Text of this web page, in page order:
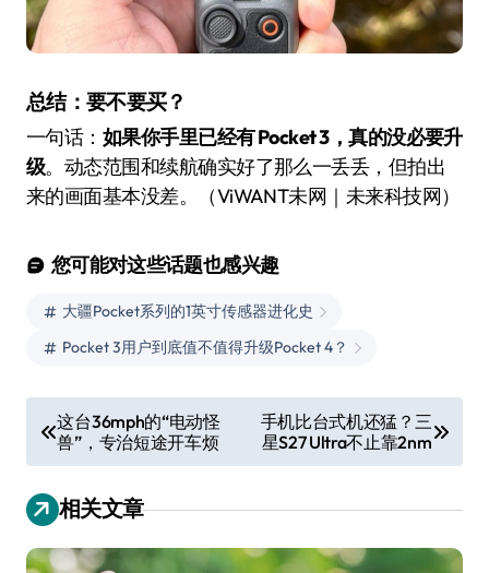
总结：要不要买？
一句话： 如果你手里已经有 Pocket 3，真的没必要升
级。动态范围和续航确实好了那么一丢丢，但拍出
来的画面基本没差。（ViWANT未网｜未来科技网）
您可能对这些话题也感兴趣
大疆Pocket系列的1英寸传感器进化史
Pocket 3用户到底值不值得升级Pocket 4？
章
导
航
这台36mph的“电动怪
兽”，专治短途开车烦
手机比台式机还猛？三
星S27 Ultra不止靠2nm
相关文章